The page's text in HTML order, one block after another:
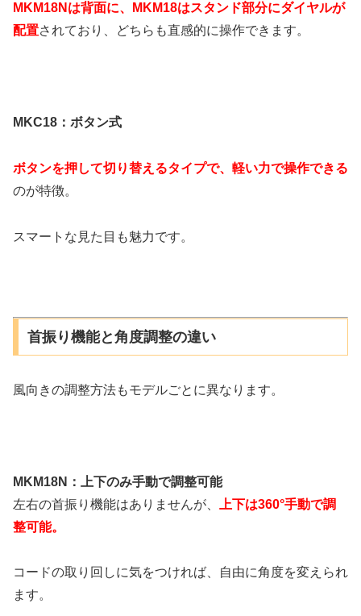
MKM18Nは背面に、MKM18はスタンド部分にダイヤルが
配置されており、どちらも直感的に操作できます。
MKC18：ボタン式
ボタンを押して切り替えるタイプで、軽い力で操作できる
のが特徴。
スマートな見た目も魅力です。
首振り機能と角度調整の違い
風向きの調整方法もモデルごとに異なります。
MKM18N：上下のみ手動で調整可能
左右の首振り機能はありませんが、
上下は360°手動で調
整可能。
コードの取り回しに気をつければ、自由に角度を変えられ
ます。